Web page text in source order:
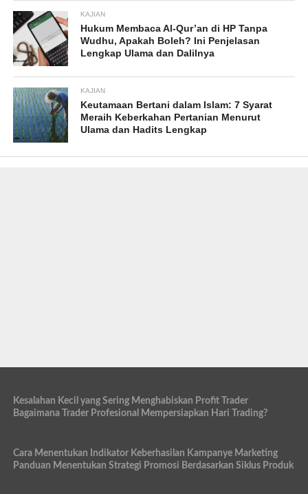
KAJIAN
Hukum Membaca Al-Qur’an di HP Tanpa
Wudhu, Apakah Boleh? Ini Penjelasan
Lengkap Ulama dan Dalilnya
KAJIAN
Keutamaan Bertani dalam Islam: 7 Syarat
Meraih Keberkahan Pertanian Menurut
Ulama dan Hadits Lengkap
Kesalahan Kecil yang Sering Menghabiskan Profit Trader
Bagaimana Trader Profesional Mempersiapkan Hari Trading?
Cara Menentukan Indikator Keberhasilan Kampanye Marketing
Panduan Menentukan Strategi Promosi Berdasarkan Siklus Produk